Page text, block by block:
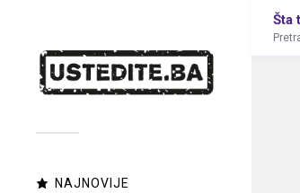
NAJNOVIJE
Šta